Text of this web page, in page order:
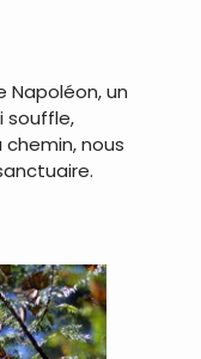
Napoléon, un
souffle,
nous